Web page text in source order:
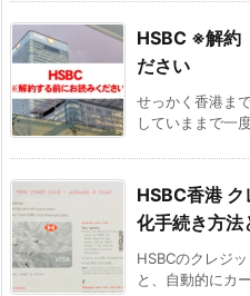
HSBC ※解約
ださい
せっかく香港ま
していままで一
HSBC香港
化手続き方法
HSBCのクレジ
と、自動的にカ